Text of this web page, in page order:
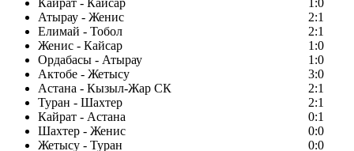
Кайрат - Кайсар
1:0
Атырау - Женис
2:1
Елимай - Тобол
2:1
Женис - Кайсар
1:0
Ордабасы - Атырау
1:0
Актобе - Жетысу
3:0
Астана - Кызыл-Жар СК
2:1
Туран - Шахтер
2:1
Кайрат - Астана
0:1
Шахтер - Женис
0:0
Жетысу - Туран
0:0